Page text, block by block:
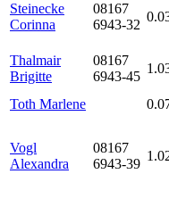
Steinecke
Corinna
08167
6943-32
Thalmair
Brigitte
08167
6943-45
Toth Marlene
Vogl
Alexandra
08167
6943-39